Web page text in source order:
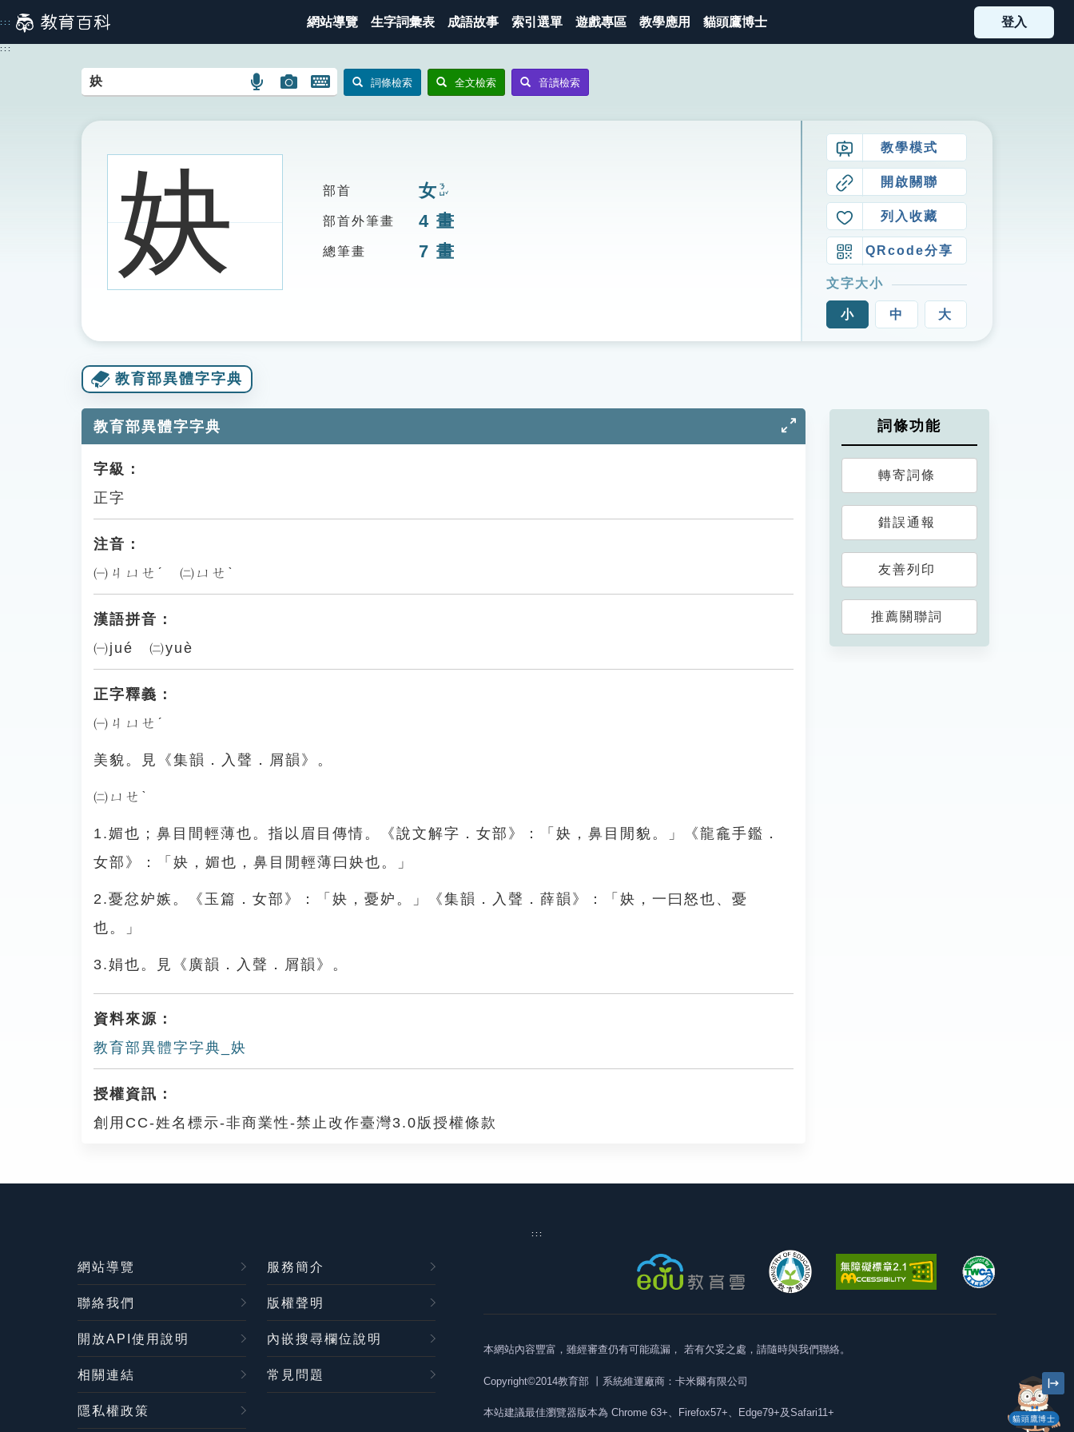
到
主
::: 網站導覽 生字詞彙表 成語故事 索引選單 遊戲專區 教學應用 貓頭鷹博士 登入
:::
語
搜
圖
圖
搜
開
鍵
詞條檢索 全文檢索 音讀檢索
妜 部首 女ㄋㄩˇ
部首外筆畫 4 畫
總筆畫 7 畫
教學模式
開啟關聯
列入收藏
QRcode分享
文字大小
小 中 大
教育部異體字字典
教育部異體字字典
字級：
正字
注音：
㈠ㄐㄩㄝˊ ㈡ㄩㄝˋ
漢語拼音：
㈠jué ㈡yuè
正字釋義：
㈠ㄐㄩㄝˊ
美貌。見《集韻．入聲．屑韻》。
㈡ㄩㄝˋ
1.媚也；鼻目間輕薄也。指以眉目傳情。《說文解字．女部》：「妜，鼻目閒貌。」《龍龕手鑑．
女部》：「妜，媚也，鼻目閒輕薄曰妜也。」
2.憂忿妒嫉。《玉篇．女部》：「妜，憂妒。」《集韻．入聲．薛韻》：「妜，一曰怒也、憂
也。」
3.娟也。見《廣韻．入聲．屑韻》。
資料來源：
教育部異體字字典_妜
授權資訊：
創用CC-姓名標示-非商業性-禁止改作臺灣3.0版授權條款
詞條功能
轉寄詞條
錯誤通報
友善列印
推薦關聯詞
貓頭鷹博士
:::
網站導覽 服務簡介
聯絡我們 版權聲明
開放API使用說明 內嵌搜尋欄位說明
相關連結 常見問題
隱私權政策
本網站內容豐富，雖經審查仍有可能疏漏， 若有欠妥之處，請隨時與我們聯絡。
Copyright©2014教育部 丨系統維運廠商：卡米爾有限公司
本站建議最佳瀏覽器版本為 Chrome 63+、Firefox57+、Edge79+及Safari11+